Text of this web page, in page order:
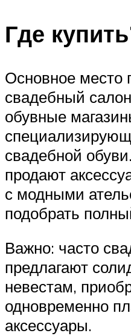
Где
Основное место
свадебный
обувные
свадебной
продают
с модными
подобрать
Важно: часто
предлагают
невестам,
одновременно
аксессуары.